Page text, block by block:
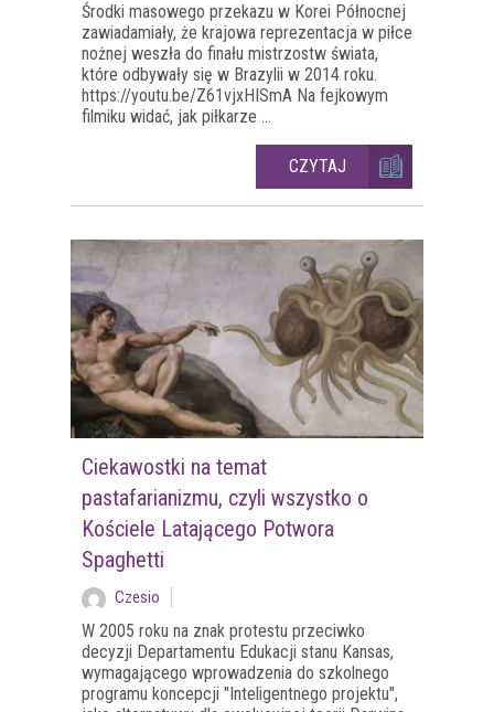
Środki masowego przekazu w Korei Północnej
zawiadamiały, że krajowa reprezentacja w piłce
nożnej weszła do finału mistrzostw świata,
które odbywały się w Brazylii w 2014 roku.
https://youtu.be/Z61vjxHISmA Na fejkowym
filmiku widać, jak piłkarze ...
CZYTAJ
Ciekawostki na temat
pastafarianizmu, czyli wszystko o
Kościele Latającego Potwora
Spaghetti
Czesio
W 2005 roku na znak protestu przeciwko
decyzji Departamentu Edukacji stanu Kansas,
wymagającego wprowadzenia do szkolnego
programu koncepcji "Inteligentnego projektu",